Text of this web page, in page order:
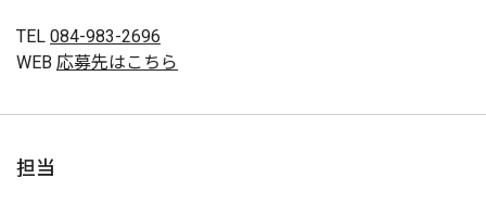
TEL 084-983-2696
WEB 応募先はこちら
担当